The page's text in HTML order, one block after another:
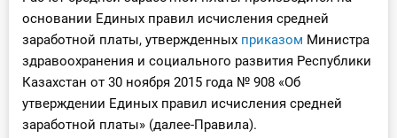
Кадры. Труд. Зарплата.
Учет по отраслям
Юридический помощник
основании Единых правил исчисления средней
заработной платы, утвержденных приказом Министра
здравоохранения и социального развития Республики
Казахстан от 30 ноября 2015 года № 908 «Об
утверждении Единых правил исчисления средней
заработной платы» (далее-Правила).